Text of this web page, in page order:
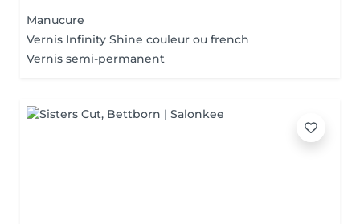
Manucure
Vernis Infinity Shine couleur ou french
Vernis semi-permanent